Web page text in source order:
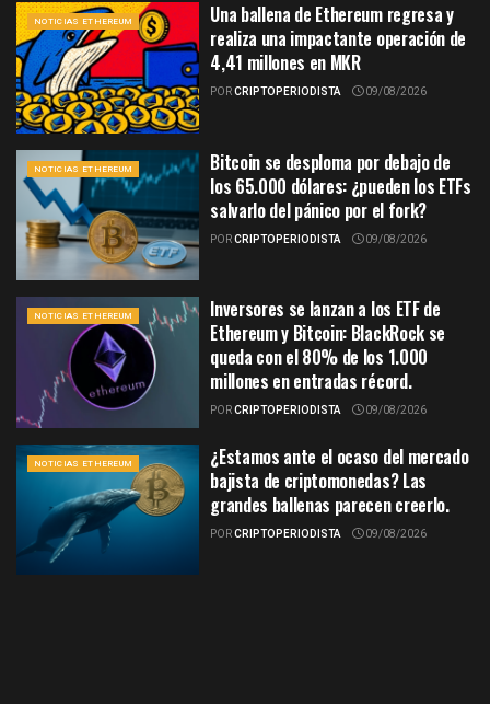
NOTICIAS ETHEREUM
Una ballena de Ethereum regresa y
realiza una impactante operación de
4,41 millones en MKR
PORCRIPTOPERIODISTA 09/08/2026
NOTICIAS ETHEREUM
Bitcoin se desploma por debajo de
los 65.000 dólares: ¿pueden los ETFs
salvarlo del pánico por el fork?
PORCRIPTOPERIODISTA 09/08/2026
NOTICIAS ETHEREUM
Inversores se lanzan a los ETF de
Ethereum y Bitcoin: BlackRock se
queda con el 80% de los 1.000
millones en entradas récord.
PORCRIPTOPERIODISTA 09/08/2026
NOTICIAS ETHEREUM
¿Estamos ante el ocaso del mercado
bajista de criptomonedas? Las
grandes ballenas parecen creerlo.
PORCRIPTOPERIODISTA 09/08/2026